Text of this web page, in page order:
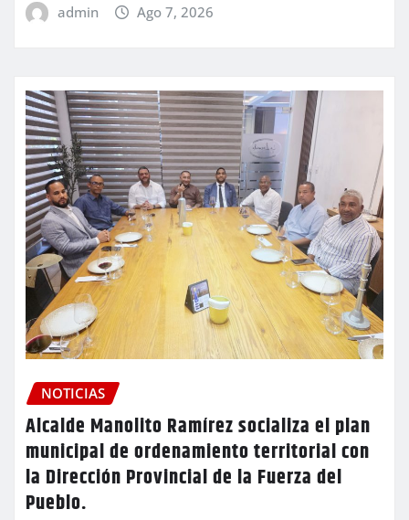
admin Ago 7, 2026
NOTICIAS
Alcalde Manolito Ramírez socializa el plan
municipal de ordenamiento territorial con
la Dirección Provincial de la Fuerza del
Pueblo.